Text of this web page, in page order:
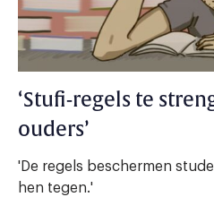
‘Stufi-regels te
ouders’
'De regels beschermen
hen tegen.'